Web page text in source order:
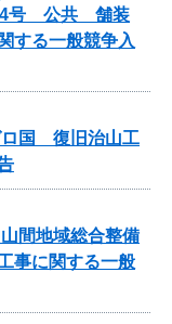
4号 公共 舗装
する一般競争入
ロ国 復旧治山工
間地域総合整備
事に関する一般